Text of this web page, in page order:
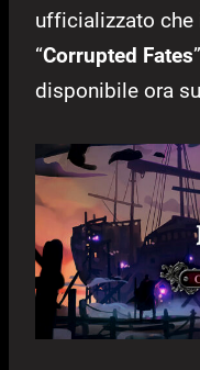
ufficializzato che
“Corrupted Fates
disponibile ora su